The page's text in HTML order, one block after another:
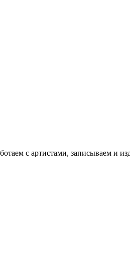
с артистами, записываем и